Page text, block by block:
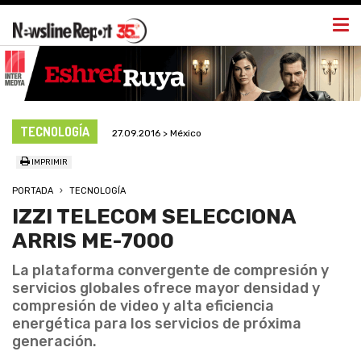
TECNOLOGÍA 27.09.2016 > México
IMPRIMIR
PORTADA TECNOLOGÍA
IZZI TELECOM SELECCIONA
ARRIS ME-7000
La plataforma convergente de compresión y
servicios globales ofrece mayor densidad y
compresión de video y alta eficiencia
energética para los servicios de próxima
generación.